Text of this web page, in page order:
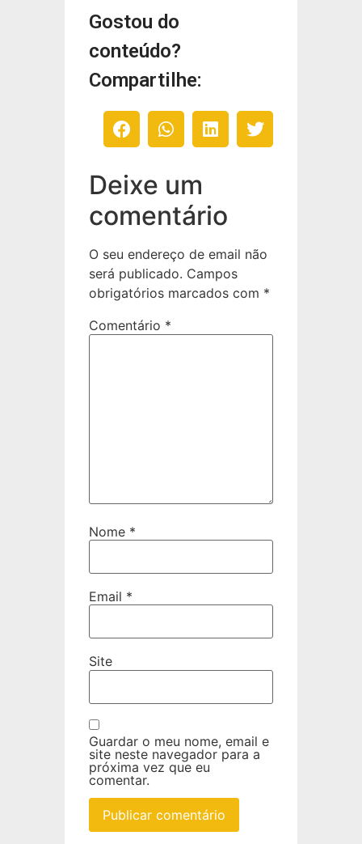
Gostou do
conteúdo?
Compartilhe:
Deixe um
comentário
O seu endereço de email não
será publicado. Campos
obrigatórios marcados com *
Comentário *
Nome *
Email *
Site
Guardar o meu nome, email e
site neste navegador para a
próxima vez que eu
comentar.